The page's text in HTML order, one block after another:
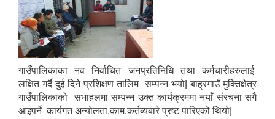
गाउँपालिकाका नव निर्वाचित जनप्रतिनिधि तथा कर्मचारीहरुलाई
लक्षित गर्दै दुई दिने प्रशिक्षण तालिम सम्पन्न भयो| बाह्रगाउँ मुक्तिक्षेत्र
गाउँपालिकाको सभाहलमा सम्पन्न उक्त कार्यक्रममा नयाँ संरचना सगै
आइपर्ने कार्यगत अन्योलता,काम,कर्तब्यबारे प्रष्ट पारिएको थियो|